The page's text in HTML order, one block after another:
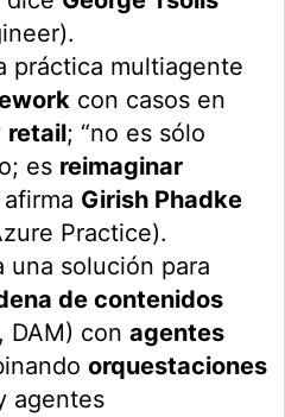
práctica multiagente
con casos en
retail; “no es sólo
es reimaginar
Girish Phadke
Practice).
una solución para
de contenidos
DAM) conagentes
orquestaciones
agentes